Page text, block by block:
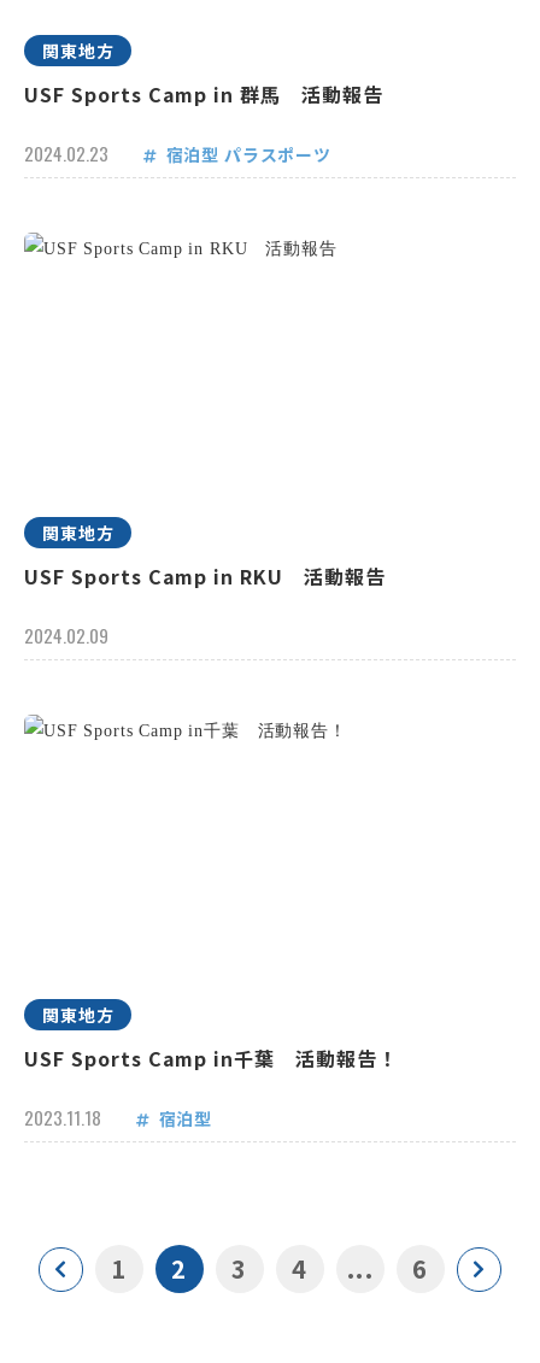
関東地方
USF Sports Camp in 群馬 活動報告
2024.02.23 宿泊型 パラスポーツ
関東地方
USF Sports Camp in RKU 活動報告
2024.02.09
関東地方
USF Sports Camp in千葉 活動報告！
2023.11.18 宿泊型
1 2 3 4 ... 6